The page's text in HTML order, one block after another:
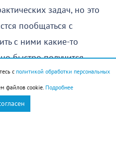
задач, но это
пообщаться с
с ними какие-то
быстро получится
обратить внимание, —
если в последние
с политикой обработки персональных
файлов cookie. Подробнее